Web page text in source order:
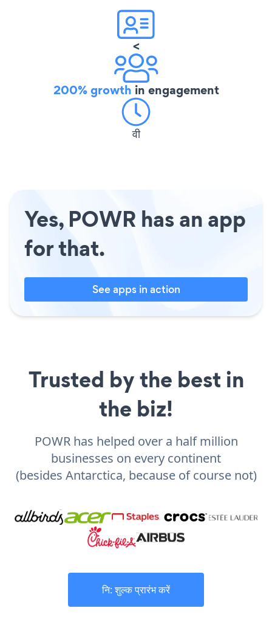
<
200% growth in engagement
वी
Yes, POWR has an app
for that.
See apps in action
Trusted by the best in
the biz!
POWR has helped over a half million
businesses on every continent
(besides Antarctica, because of course not)
नि: शुल्क प्रारंभ करें